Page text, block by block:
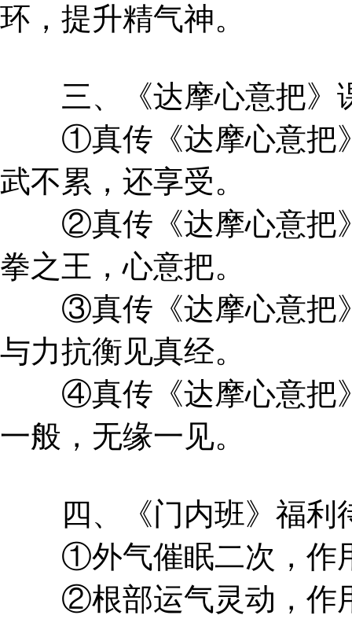
环，提升精气神。
三、《达摩心意把》
①真传《达摩心意把》
武不累，还享受。
②真传《达摩心意把》
拳之王，心意把。
③真传《达摩心意把》
与力抗衡见真经。
④真传《达摩心意把》
一般，无缘一见。
四、《门内班》福利
①外气催眠二次，作
②根部运气灵动，作